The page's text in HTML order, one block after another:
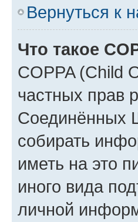
Вернуться к
Что такое
COPPA (Child
частных прав
Соединённых
собирать
иметь на это
иного вида
личной